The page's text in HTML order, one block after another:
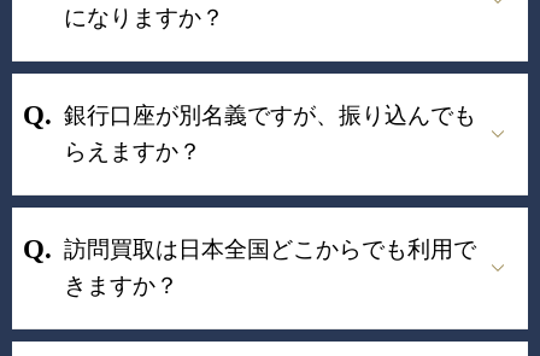
になりますか？
銀行口座が別名義ですが、振り込んでも
らえますか？
訪問買取は日本全国どこからでも利用で
きますか？